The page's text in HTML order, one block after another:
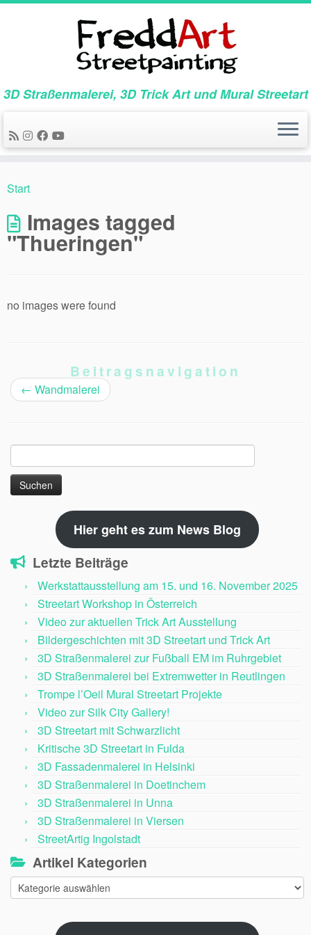
Zum
3D Straßenmalerei, 3D Trick Art und Mural Streetart
Start
Images tagged
"Thueringen"
no images were found
Beitragsnavigation
← Wandmalerei
nach:
Hier geht es zum News Blog
Letzte Beiträge
Werkstattausstellung am 15. und 16. November 2025
Streetart Workshop in Österreich
Video zur aktuellen Trick Art Ausstellung
Bildergeschichten mit 3D Streetart und Trick Art
3D Straßenmalerei zur Fußball EM im Ruhrgebiet
3D Straßenmalerei bei Extremwetter in Reutlingen
Trompe l’Oeil Mural Streetart Projekte
Video zur Silk City Gallery!
3D Streetart mit Schwarzlicht
Kritische 3D Streetart in Fulda
3D Fassadenmalerei in Helsinki
3D Straßenmalerei in Doetinchem
3D Straßenmalerei in Unna
3D Straßenmalerei in Viersen
StreetArtig Ingolstadt
Artikel Kategorien
Artikel
Kategorien